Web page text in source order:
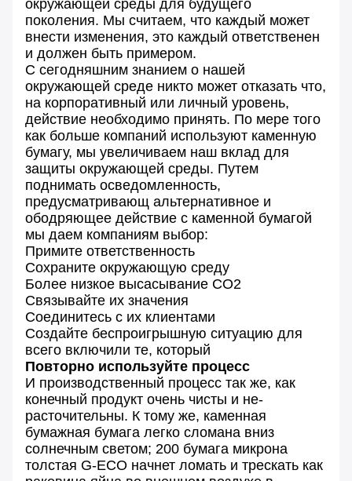
окружающей среды для будущего
поколения. Мы считаем, что каждый может
внести изменения, это каждый ответственен
и должен быть примером.
С сегодняшним знанием о нашей
окружающей среде никто может отказать что,
на корпоративный или личный уровень,
действие необходимо принять. По мере того
как больше компаний используют каменную
бумагу, мы увеличиваем наш вклад для
защиты окружающей среды. Путем
поднимать осведомленность,
предусматривающ альтернативное и
ободряющее действие с каменной бумагой
мы даем компаниям выбор:
Примите ответственность
Сохраните окружающую среду
Более низкое высасывание СО2
Связывайте их значения
Соединитесь с их клиентами
Создайте беспроигрышную ситуацию для
всего включили те, который
Повторно используйте процесс
И производственный процесс так же, как
конечный продукт очень чисты и не-
расточительны. К тому же, каменная
бумажная бумага легко сломана вниз
солнечным светом; 200 бумага микрона
толстая G-ECO начнет ломать и трескать как